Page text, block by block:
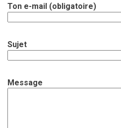
Ton e-mail (obligatoire)
Sujet
Message